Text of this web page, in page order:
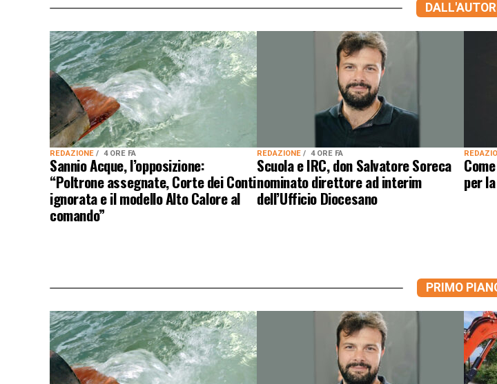
REDAZIONE 4 ORE FA
Sannio Acque, l’opposizione:
“Poltrone assegnate, Corte dei Conti
ignorata e il modello Alto Calore al
comando”
REDAZIONE 4 ORE FA
Scuola e IRC, don Salvatore Soreca
nominato direttore ad interim
dell’Ufficio Diocesano
per
PRIMO